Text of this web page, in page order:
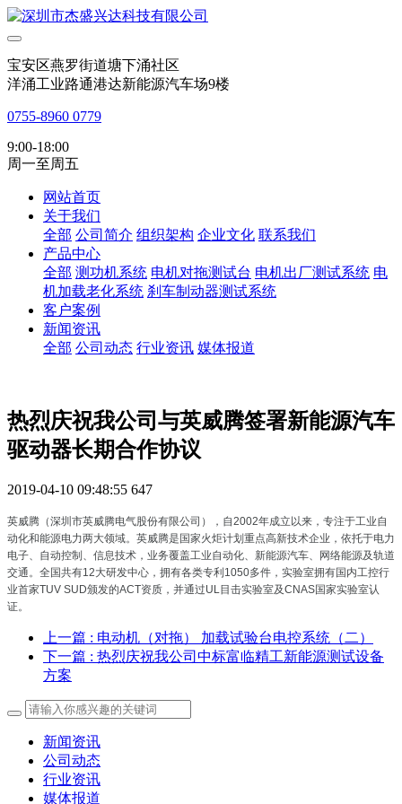
宝安区燕罗街道塘下涌社区
洋涌工业路通港达新能源汽车场9楼
0755-8960 0779
9:00-18:00
周一至周五
网站首页
关于我们
全部 公司简介 组织架构 企业文化 联系我们
产品中心
全部 测功机系统 电机对拖测试台 电机出厂测试系统 电
机加载老化系统 刹车制动器测试系统
客户案例
新闻资讯
全部 公司动态 行业资讯 媒体报道
热烈庆祝我公司与英威腾签署新能源汽车
驱动器长期合作协议
2019-04-10 09:48:55 647
英威腾（深圳市英威腾电气股份有限公司），自2002年成立以来，专注于工业自
动化和能源电力两大领域。 英威腾是国家火炬计划重点高新技术企业，依托于电力
电子、自动控制、信息技术，业务覆盖工业自动化、新能源汽车、网络能源及轨道
交通。全国共有12大研发中心，拥有各类专利1050多件，实验室拥有国内工控行
业首家TUV SUD颁发的ACT资质，并通过UL目击实验室及CNAS国家实验室认
证。
上一篇 : 电动机（对拖） 加载试验台电控系统（二）
下一篇 : 热烈庆祝我公司中标富临精工新能源测试设备
方案
新闻资讯
公司动态
行业资讯
媒体报道